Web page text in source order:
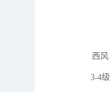
西风
3-4级